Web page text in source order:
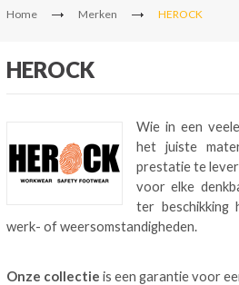
Home Merken HEROCK
HEROCK
Wie in een
het juiste
prestatie te
voor elke
ter beschikking
werk- of weersomstandigheden.
Onze collectie is een garantie voor